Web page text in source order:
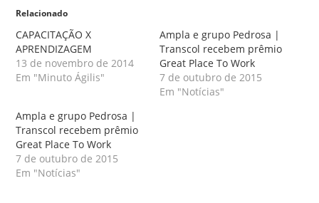
Relacionado
CAPACITAÇÃO X
APRENDIZAGEM
13 de novembro de 2014
Em "Minuto Ágilis"
Ampla e grupo Pedrosa |
Transcol recebem prêmio
Great Place To Work
7 de outubro de 2015
Em "Notícias"
Ampla e grupo Pedrosa |
Transcol recebem prêmio
Great Place To Work
7 de outubro de 2015
Em "Notícias"